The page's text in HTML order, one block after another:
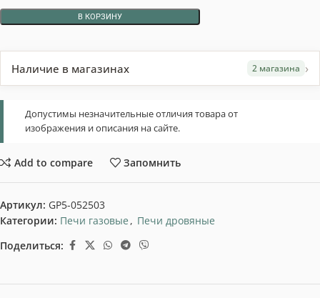
В КОРЗИНУ
Наличие в магазинах 2 магазина ›
Допустимы незначительные отличия товара от
изображения и описания на сайте.
Add to compare Запомнить
Артикул: GP5-052503
Категории: Печи газовые , Печи дровяные
Поделиться: